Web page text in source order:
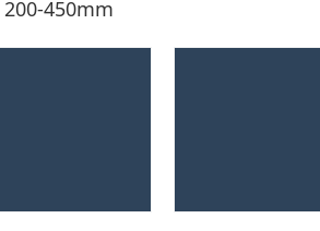
200-450mm